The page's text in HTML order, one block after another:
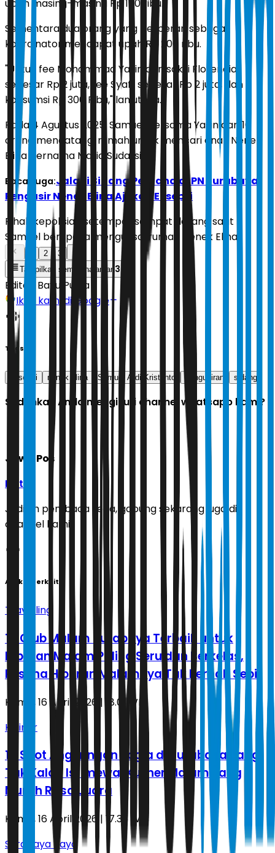
upah masing-masing Rp 150 ribu.
Sementara dua orang yang berperan sebagai
koordinator mendapat upah Rp 200 ribu.
"Untuk fee Mohammad Yasin dan saksi Florencia
sebesar Rp 2 juta, fee Syafii sebesar Rp 2 juta, dan
konsumsi Rp 300 Ribu," lanjutnya.
Pada 4 Agustus 2025, Samuel bersama Yasin dan 10
orang mendatangi rumah untuk mencari anak Nenek
Elina bernama Maria Sudarsih.
Baca Juga:Jalani Sidang Perdana di PN Surabaya,
Pengusir Nenek Elina Ajukan Eksepsi
Pihak kepolisian setempat sempat datang saat
Samuel berupaya menguasai rumah Nenek Elina.
2
3
Tampilkan semua halaman 3
Editor: Bayu Putra
Ikuti kami di Google
Tags
eksepsi nenek elina Samuel Ardi Kristanto pengusiran sidang
Sudahkah Anda mengikuti channel whatsapp kami?
Jawa Pos
Ikuti
Jadilah pembaca setia, gabung sekarang juga di
channel kami!
Artikel Terkait
Travelling
15 Club Malam Surabaya Terbaik untuk
Hiburan Malam Paling Seru dan Berkelas,
Pesona Hiburan Malamnya Tak Pernah Sepi
Kamis, 16 April 2026 | 18.01 WIB
Kuliner
14 Spot Angkringan Jogja di Surabaya yang
Tak Kalah Istimewa, Kuliner Malam yang
Murah Rasa Juara
Kamis, 16 April 2026 | 17.36 WIB
Surabaya Raya